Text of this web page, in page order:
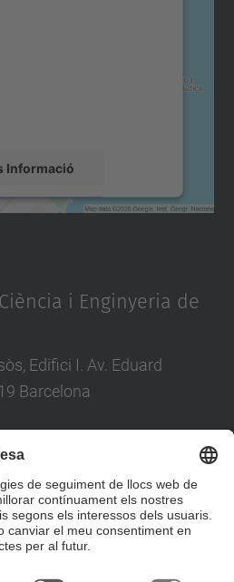
Informació
Accepta
i Enginyeria de
Edifici I. Av. Eduard
Barcelona